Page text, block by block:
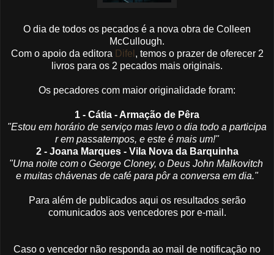
O dia de todos os pecados é a nova obra de Colleen
McCullough.
Com o apoio da editora Difel , temos o prazer de oferecer 2
livros para os 2 pecados mais originais.
Os pecadores com maior originalidade foram:
1 - Cátia - Armação de Pêra
"Estou em horário de serviço mas levo o dia todo a participa
r em passatempos, e este é mais um!"
2 - Joana Marques - Vila Nova da Barquinha
"Uma noite com o George Cloney, o Deus John Malkovitch
e muitas chávenas de café para pôr a conversa em dia."
Para além de publicados aqui os resultados serão
comunicados aos vencedores por e-mail.
Caso o vencedor não responda ao mail de notificação no